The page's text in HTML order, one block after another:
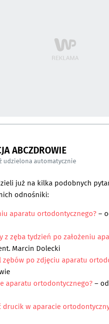
ABCZDROWIE
udzielona automatycznie
już na kilka podobnych
odnośniki:
aparatu ortodontycznego?–
z zęba tydzień po założeniu
Marcin Dolecki
zębów po zdjęciu aparatu
aparatu ortodontycznego?–
drucik w aparacie